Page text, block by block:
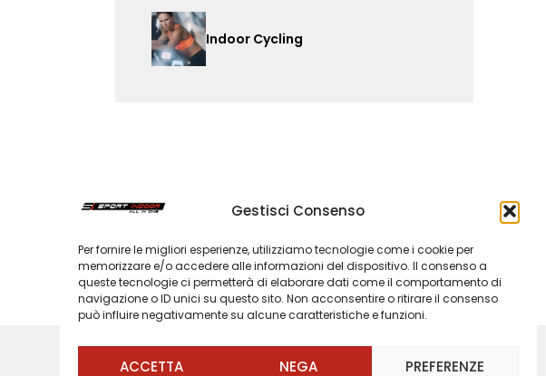
Gestisci Consenso
Per fornire le migliori esperienze, utilizziamo tecnologie come i cookie per
memorizzare e/o accedere alle informazioni del dispositivo. Il consenso a
queste tecnologie ci permetterà di elaborare dati come il comportamento di
navigazione o ID unici su questo sito. Non acconsentire o ritirare il consenso
può influire negativamente su alcune caratteristiche e funzioni.
ACCETTA NEGA PREFERENZE
Indoor Cycling